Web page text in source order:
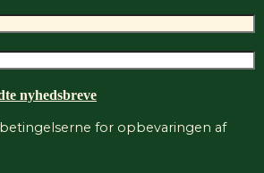
nyhedsbreve
for opbevaringen af